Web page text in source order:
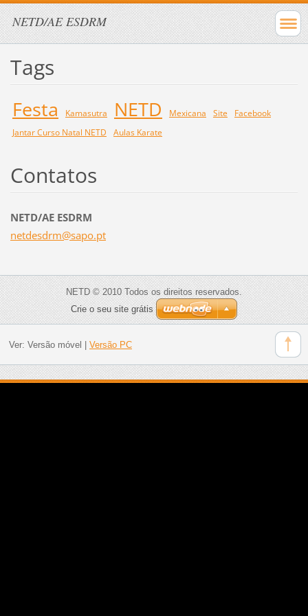
NETD/AE ESDRM
Tags
Festa Kamasutra NETD Mexicana Site
Facebook
Jantar Curso Natal NETD
Aulas Karate
Contatos
NETD/AE ESDRM
netdesdrm@sapo.pt
NETD © 2010 Todos os direitos reservados.
Crie o seu site grátis
Ver: Versão móvel Versão PC